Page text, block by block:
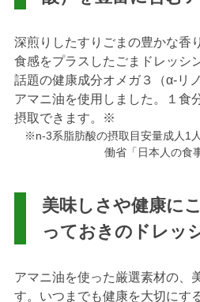
深煎りしたすりごまの豊かな香
食感をプラスしたごまドレッシ
話題の健康成分オメガ３（α-リ
アマニ油を使用しました。１食
摂取できます。※
※n-3系脂肪酸の摂取目安量成人1
働省「日本人の食
美味しさや健康に
っておきのドレッ
アマニ油を使った厳選素材の、
す。いつまでも健康を大切にす